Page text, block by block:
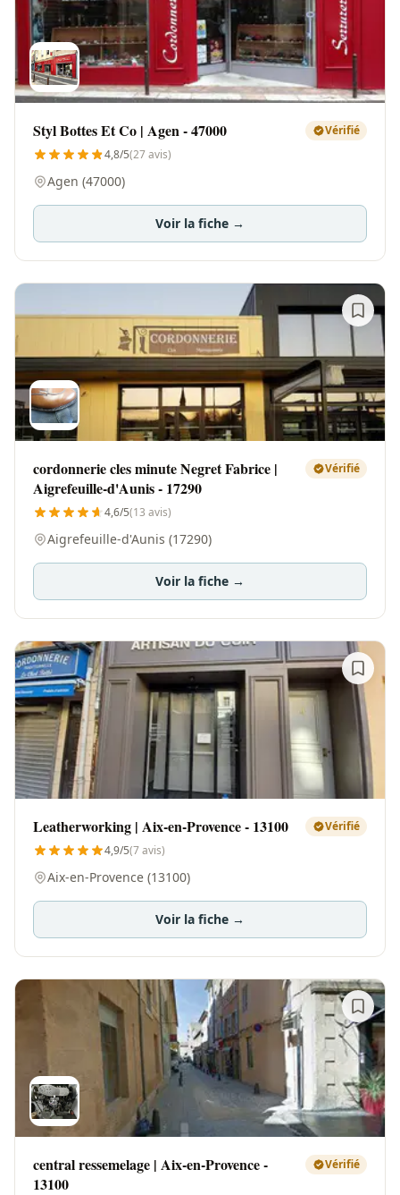
Styl Bottes Et Co | Agen - 47000
Vérifié
4,8/5(27 avis)
Agen (47000)
Voir la fiche →
cordonnerie cles minute Negret Fabrice |
Aigrefeuille-d'Aunis - 17290
Vérifié
4,6/5(13 avis)
Aigrefeuille-d'Aunis (17290)
Voir la fiche →
Leatherworking | Aix-en-Provence - 13100
Vérifié
4,9/5(7 avis)
Aix-en-Provence (13100)
Voir la fiche →
central ressemelage | Aix-en-Provence -
13100
Vérifié